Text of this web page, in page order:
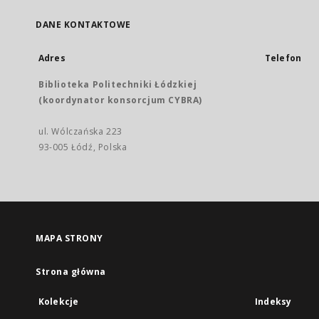
DANE KONTAKTOWE
Adres
Biblioteka Politechniki Łódzkiej
(koordynator konsorcjum CYBRA)
ul. Wólczańska 223
93-005 Łódź, Polska
Telefon
MAPA STRONY
Strona główna
Kolekcje Indeksy